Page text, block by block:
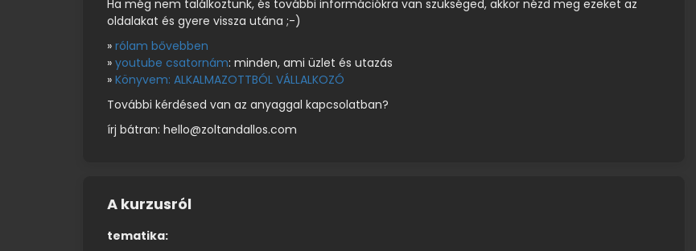
Ha még nem találkoztunk, és további információkra van szükséged, akkor nézd meg ezeket az
oldalakat és gyere vissza utána ;-)
» rólam bővebben
» youtube csatornám: minden, ami üzlet és utazás
» Könyvem: ALKALMAZOTTBÓL VÁLLALKOZÓ
További kérdésed van az anyaggal kapcsolatban?
írj bátran: hello@zoltandallos.com
A kurzusról
tematika: